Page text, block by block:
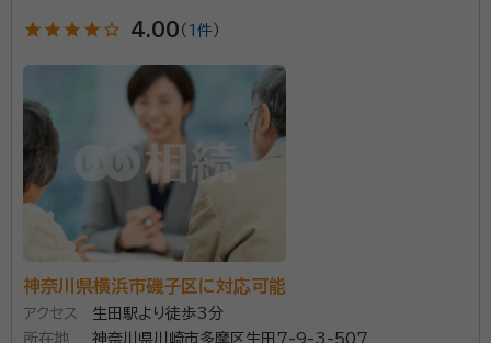
star star star star star_outline 4.00 （ 1件 ）
神奈川県横浜市磯子区に対応可能
アクセス
生田駅より徒歩3分
所在地
神奈川県川崎市多摩区生田7-9-3-507